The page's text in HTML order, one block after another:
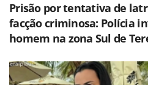
Prisão por tentativa de
facção criminosa: Polícia
homem na zona Sul de